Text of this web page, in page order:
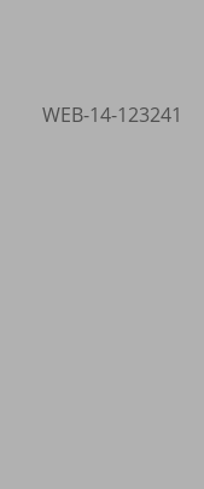
WEB-14-123241